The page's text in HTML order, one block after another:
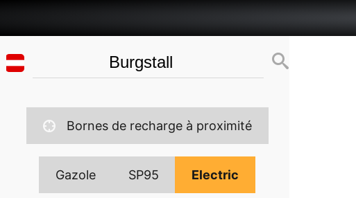
Bornes de recharge à proximité
Gazole SP95 Electric